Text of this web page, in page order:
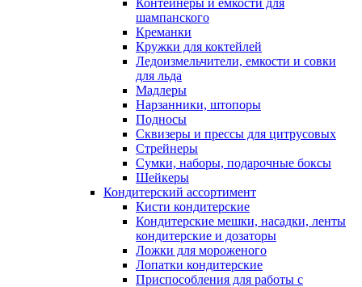
Контейнеры и ёмкости для
шампанского
Креманки
Кружки для коктейлей
Ледоизмельчители, емкости и совки
для льда
Мадлеры
Нарзанники, штопоры
Подносы
Сквизеры и прессы для цитрусовых
Стрейнеры
Сумки, наборы, подарочные боксы
Шейкеры
Кондитерский ассортимент
Кисти кондитерские
Кондитерские мешки, насадки, ленты
кондитерские и дозаторы
Ложки для мороженого
Лопатки кондитерские
Приспособления для работы с